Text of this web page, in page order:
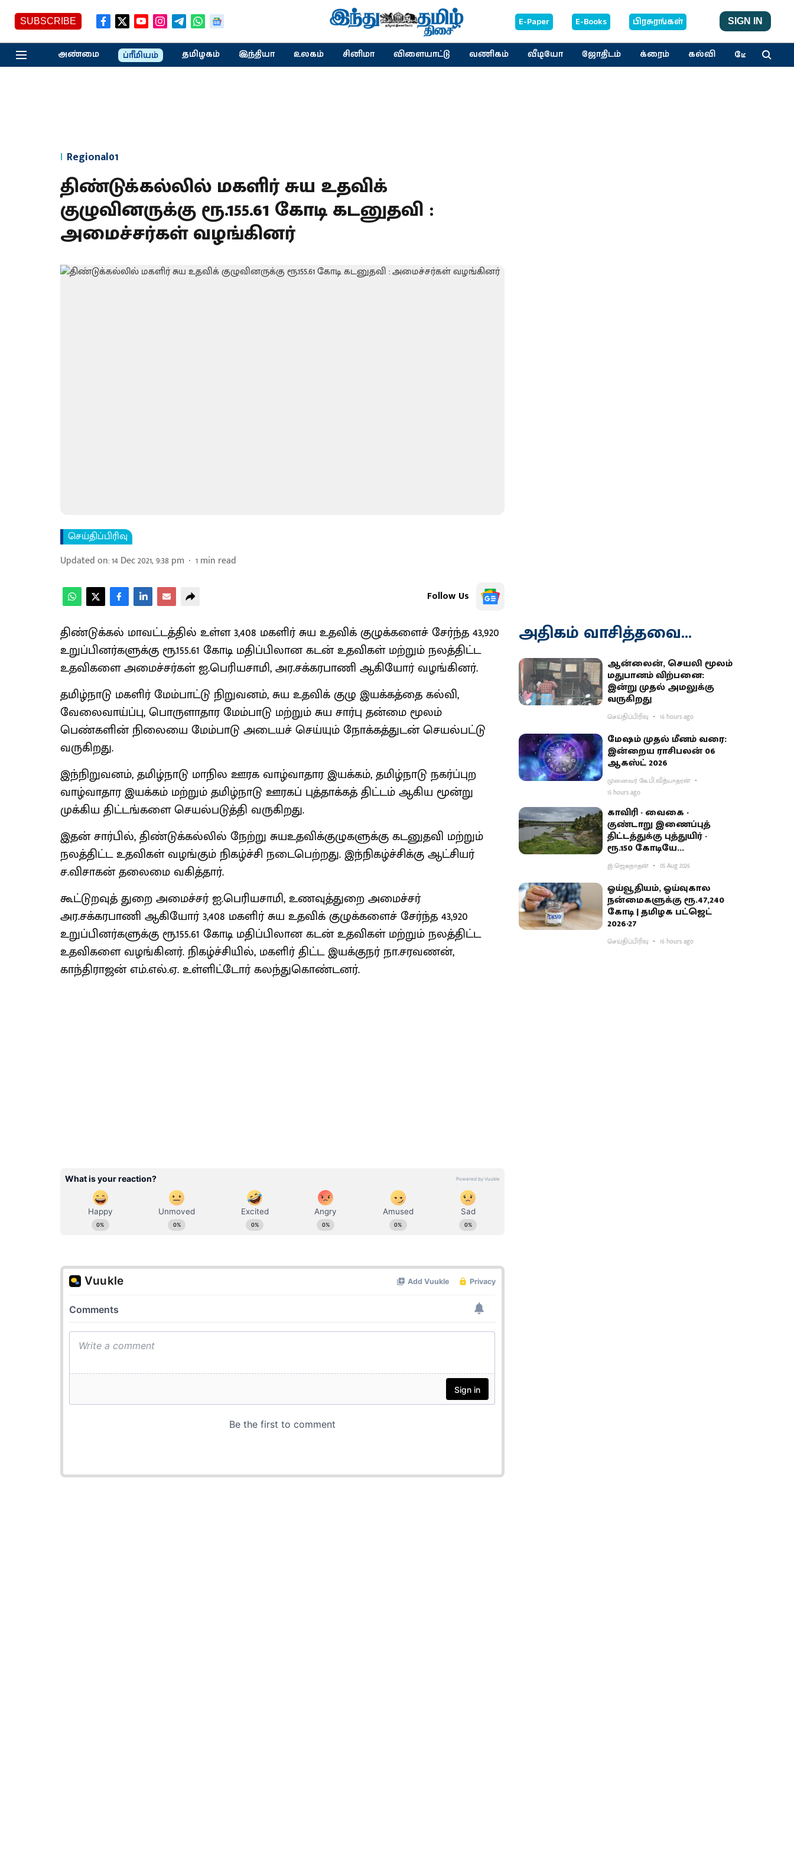
SUBSCRIBE E-Paper E-Books பிரசுரங்கள் SIGN IN
அண்மை ப்ரீமியம் தமிழகம் இந்தியா உலகம் சினிமா விளையாட்டு வணிகம் வீடியோ ஜோதிடம் க்ரைம் கல்வி மேலும்
Regional01
திண்டுக்கல்லில் மகளிர் சுய உதவிக்
குழுவினருக்கு ரூ.155.61 கோடி கடனுதவி :
அமைச்சர்கள் வழங்கினர்
செய்திப்பிரிவு
Updated on:14 Dec 2021, 9:38 pm 1min read
Follow Us
திண்டுக்கல் மாவட்டத்தில் உள்ள 3,408 மகளிர் சுய உதவிக் குழுக்களைச் சேர்ந்த 43,920
உறுப்பினர்களுக்கு ரூ.155.61 கோடி மதிப்பிலான கடன் உதவிகள் மற்றும் நலத்திட்ட
உதவிகளை அமைச்சர்கள் ஐ.பெரியசாமி, அர.சக்கரபாணி ஆகியோர் வழங்கினர்.
தமிழ்நாடு மகளிர் மேம்பாட்டு நிறுவனம், சுய உதவிக் குழு இயக்கத்தை கல்வி,
வேலைவாய்ப்பு, பொருளாதார மேம்பாடு மற்றும் சுய சார்பு தன்மை மூலம்
பெண்களின் நிலையை மேம்பாடு அடையச் செய்யும் நோக்கத்துடன் செயல்பட்டு
வருகிறது.
இந்நிறுவனம், தமிழ்நாடு மாநில ஊரக வாழ்வாதார இயக்கம், தமிழ்நாடு நகர்ப்புற
வாழ்வாதார இயக்கம் மற்றும் தமிழ்நாடு ஊரகப் புத்தாக்கத் திட்டம் ஆகிய மூன்று
முக்கிய திட்டங்களை செயல்படுத்தி வருகிறது.
இதன் சார்பில், திண்டுக்கல்லில் நேற்று சுயஉதவிக்குழுகளுக்கு கடனுதவி மற்றும்
நலத்திட்ட உதவிகள் வழங்கும் நிகழ்ச்சி நடைபெற்றது. இந்நிகழ்ச்சிக்கு ஆட்சியர்
ச.விசாகன் தலைமை வகித்தார்.
கூட்டுறவுத் துறை அமைச்சர் ஐ.பெரியசாமி, உணவுத்துறை அமைச்சர்
அர.சக்கரபாணி ஆகியோர் 3,408 மகளிர் சுய உதவிக் குழுக்களைச் சேர்ந்த 43,920
உறுப்பினர்களுக்கு ரூ.155.61 கோடி மதிப்பிலான கடன் உதவிகள் மற்றும் நலத்திட்ட
உதவிகளை வழங்கினர். நிகழ்ச்சியில், மகளிர் திட்ட இயக்குநர் நா.சரவணன்,
காந்திராஜன் எம்.எல்.ஏ. உள்ளிட்டோர் கலந்துகொண்டனர்.
அதிகம் வாசித்தவை...
ஆன்லைன், செயலி மூலம்
மதுபானம் விற்பனை:
இன்று முதல் அமலுக்கு
வருகிறது
செய்திப்பிரிவு 16 hours ago
மேஷம் முதல் மீனம் வரை:
இன்றைய ராசிபலன் 06
ஆகஸ்ட் 2026
முனைவர் கே.பி.வித்யாதரன்
15 hours ago
காவிரி - வைகை -
குண்டாறு இணைப்புத்
திட்டத்துக்கு புத்துயிர் -
ரூ.150 கோடியே
ஒதுக்கியதால் விவசாயிகள்
ஏமாற்றம்
இ.ஜெகநாதன் 05 Aug 2026
ஓய்வூதியம், ஓய்வுகால
நன்மைகளுக்கு ரூ.47,240
கோடி | தமிழக பட்ஜெட்
2026-27
செய்திப்பிரிவு 16 hours ago